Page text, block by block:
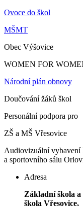
Ovoce do škol
MŠMT
Obec Výšovice
WOMEN FOR
Národní plán obnovy
Doučování žáků škol
Personální podpora pro
ZŠ a MŠ Vřesovice
Audiovizuální vybavení
a sportovního sálu
Adresa
Základní škola a
škola Vřesovice,